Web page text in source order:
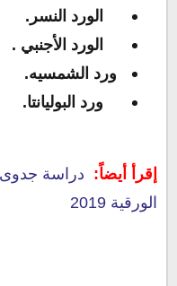
الورد النسر.
الورد الأجنبي .
ورد الشمسيه.
ورد البوليانتا.
إقرأ أيضاً: دراسة
الورقية 2019